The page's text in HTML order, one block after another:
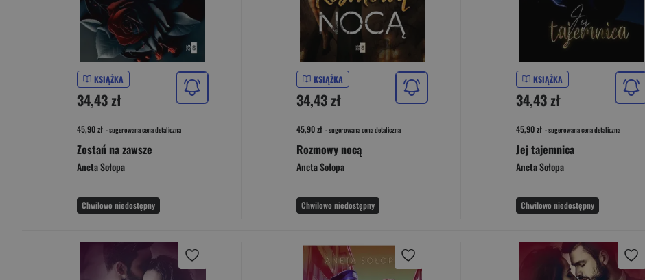
KSIĄŻKA
34,43 zł
45,90 zł - sugerowana cena detaliczna
Zostań na zawsze
Aneta Sołopa
Chwilowo niedostępny
KSIĄŻKA
34,43 zł
45,90 zł - sugerowana cena detaliczna
Rozmowy nocą
Aneta Sołopa
Chwilowo niedostępny
KSIĄŻKA
34,43 zł
45,90 zł - sugerowana cena detaliczna
Jej tajemnica
Aneta Sołopa
Chwilowo niedostępny